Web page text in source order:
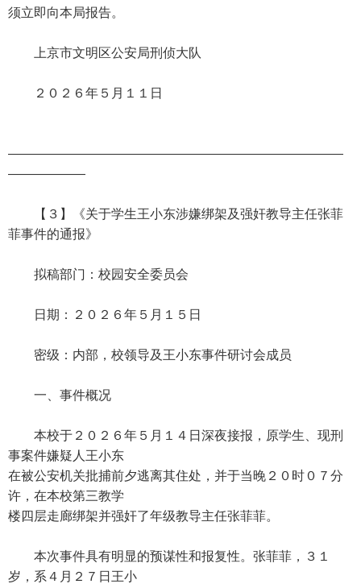
须立即向本局报告。
上京市文明区公安局刑侦大队
２０２６年５月１１日
——————————————————————————
——————
【３】《关于学生王小东涉嫌绑架及强奸教导主任张菲
菲事件的通报》
拟稿部门：校园安全委员会
日期：２０２６年５月１５日
密级：内部，校领导及王小东事件研讨会成员
一、事件概况
本校于２０２６年５月１４日深夜接报，原学生、现刑
事案件嫌疑人王小东
在被公安机关批捕前夕逃离其住处，并于当晚２０时０７分
许，在本校第三教学
楼四层走廊绑架并强奸了年级教导主任张菲菲。
本次事件具有明显的预谋性和报复性。张菲菲，３１
岁，系４月２７日王小